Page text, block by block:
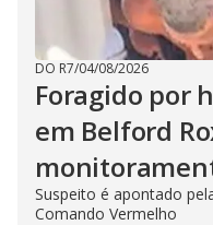
DO R7/04/08/2026
Foragido por
em Belford
Suspeito é apontado
Comando Vermelho